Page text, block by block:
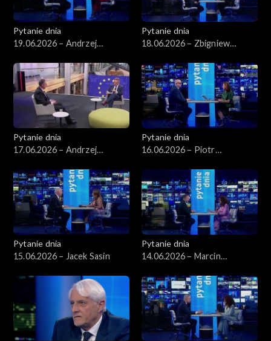
Pytanie dnia
19.06.2026 – Andrzej
Pytanie dnia
18.06.2026 – Zbigniew
Pytanie dnia
17.06.2026 – Andrzej
Pytanie dnia
16.06.2026 – Piotr
Pytanie dnia
15.06.2026 – Jacek Sasin
Pytanie dnia
14.06.2026 – Marcin